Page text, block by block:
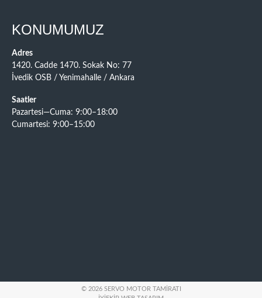
KONUMUMUZ
Adres
1420. Cadde 1470. Sokak No: 77
İvedik OSB / Yenimahalle / Ankara
Saatler
Pazartesi—Cuma: 9:00–18:00
Cumartesi: 9:00–15:00
© 2026 SERVO MOTOR TAMIRATI